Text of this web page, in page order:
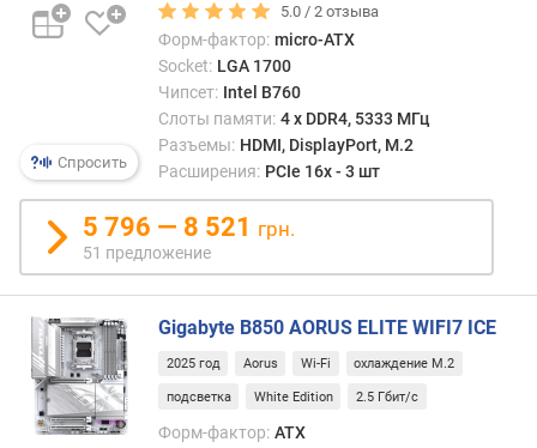
о
в
а
и
м
а
л
ь
н
а
я
Спросить
5.0 /2 отзыва
Форм-фактор: micro-ATX
Socket: LGA 1700
Чипсет: Intel B760
Слоты памяти: 4 х DDR4, 5333 МГц
Разъемы: HDMI, DisplayPort, M.2
Расширения: PCIe 16x - 3 шт
5 796 — 8 521 грн.
51 предложение
Gigabyte B850 AORUS ELITE WIFI7 ICE
2025 год Aorus Wi-Fi охлаждение M.2
подсветка White Edition 2.5 Гбит/с
Форм-фактор: ATX